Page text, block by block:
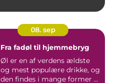
08. sep
Fra fadøl til hjemmebryg
Øl er en af verdens ældste
og mest populære drikke, og
den findes i mange former ...